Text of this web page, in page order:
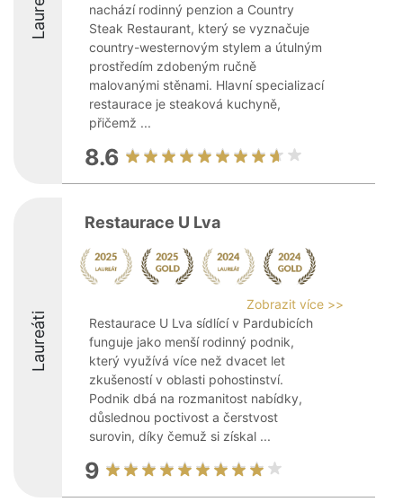
nachází rodinný penzion a Country
Steak Restaurant, který se vyznačuje
country-westernovým stylem a útulným
prostředím zdobeným ručně
malovanými stěnami. Hlavní specializací
restaurace je steaková kuchyně,
přičemž ...
8.6
Laureáti
Restaurace U Lva
Zobrazit více >>
Restaurace U Lva sídlící v Pardubicích
funguje jako menší rodinný podnik,
který využívá více než dvacet let
zkušeností v oblasti pohostinství.
Podnik dbá na rozmanitost nabídky,
důslednou poctivost a čerstvost
surovin, díky čemuž si získal ...
9